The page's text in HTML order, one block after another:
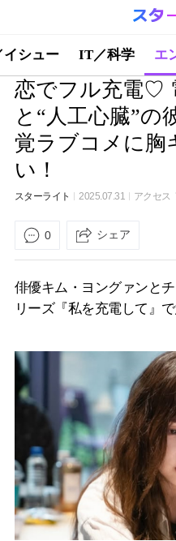
イシュー IT／科学 エ
恋でフル充電♡
と“人工心臓”の
覚ラブコメに胸
い！
スターライト 2025.07.31 アクセス
0 シェア
俳優キム・ヨングァンと
リーズ『私を充電して』で